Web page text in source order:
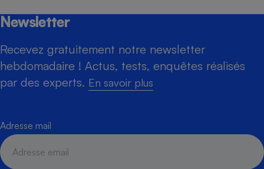
Newsletter
Recevez gratuitement notre newsletter
hebdomadaire ! Actus, tests, enquêtes réalisés
par des experts. En savoir plus
Adresse mail